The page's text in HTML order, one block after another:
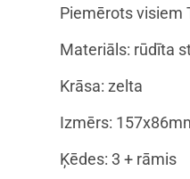
Piemērots visiem
Materiāls: rūdīta
Krāsa: zelta
Izmērs:
Ķēdes: 3 + rāmis